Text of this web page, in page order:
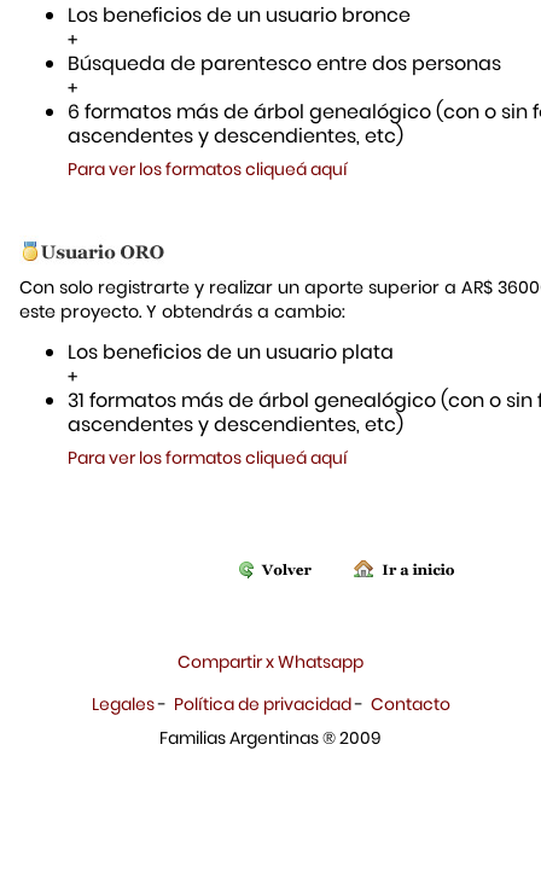
Los beneficios de un usuario bronce
+
Búsqueda de parentesco entre dos personas
+
6 formatos más de árbol genealógico (con o sin
ascendentes y descendientes, etc)
Para ver los formatos cliqueá aquí
Con solo registrarte y realizar un aporte superior a AR$
este proyecto. Y obtendrás a cambio:
Los beneficios de un usuario plata
+
31 formatos más de árbol genealógico (con o sin
ascendentes y descendientes, etc)
Para ver los formatos cliqueá aquí
Compartir x Whatsapp
Legales- Política de privacidad- Contacto
Familias Argentinas ® 2009